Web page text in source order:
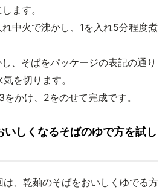
ます。
中火で沸かし、1を入れ5分程度煮
、そばをパッケージの表記の通り
を切ります。
かけ、2をのせて完成です。
いしくなるそばのゆで方を試し
、乾麺のそばをおいしくゆでる方